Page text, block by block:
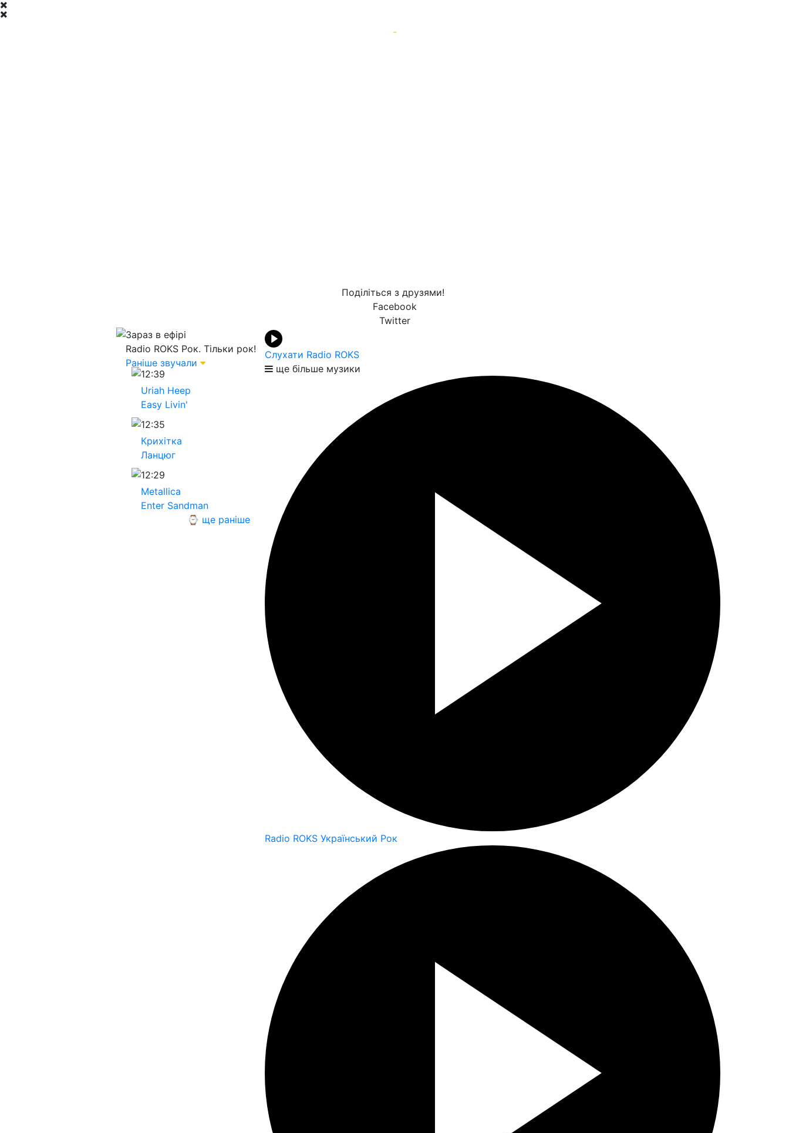
-
Поділіться з друзями!
Facebook
Twitter
Зараз в ефірі
Radio ROKS Рок. Тільки рок!
Раніше звучали
12:39
Uriah Heep
Easy Livin'
12:35
Крихітка
Ланцюг
12:29
Metallica
Enter Sandman
⌚ ще раніше
Слухати Radio ROKS
ще більше музики
Radio ROKS Український Рок